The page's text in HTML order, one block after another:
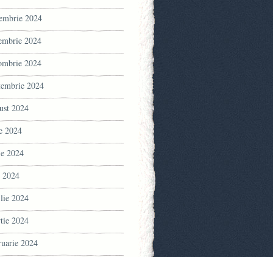
2024
2024
2024
2024
2024
2024
2024
2024
2024
2024